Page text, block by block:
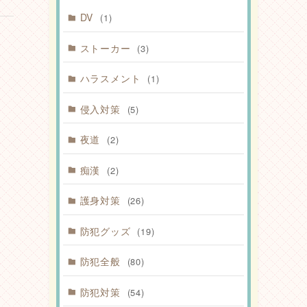
DV (1)
ストーカー (3)
ハラスメント (1)
侵入対策 (5)
夜道 (2)
痴漢 (2)
護身対策 (26)
防犯グッズ (19)
防犯全般 (80)
防犯対策 (54)